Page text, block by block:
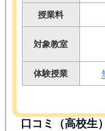
授業料
対象教室
体験授業
口コミ（高校生）